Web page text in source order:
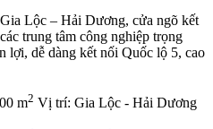
Lộc – Hải Dương, cửa ngõ kết
trung tâm công nghiệp trọng
lợi, dễ dàng kết nối Quốc lộ 5, cao
m2 Vị trí: Gia Lộc - Hải Dương